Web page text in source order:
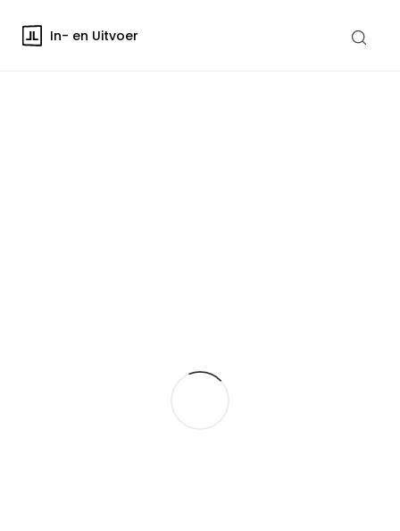
In- en Uitvoer